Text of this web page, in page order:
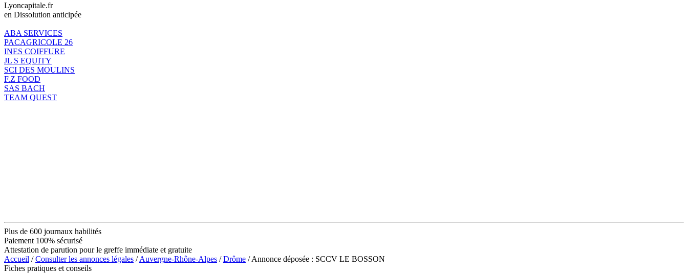
Lyoncapitale.fr
en Dissolution anticipée
ABA SERVICES
PACAGRICOLE 26
INES COIFFURE
JL S EQUITY
SCI DES MOULINS
F.Z FOOD
SAS BACH
TEAM QUEST
Plus de 600 journaux habilités
Paiement 100% sécurisé
Attestation de parution pour le greffe immédiate et gratuite
Accueil /Consulter les annonces légales /Auvergne-Rhône-Alpes /Drôme / Annonce déposée : SCCV LE BOSSON
Fiches pratiques et conseils